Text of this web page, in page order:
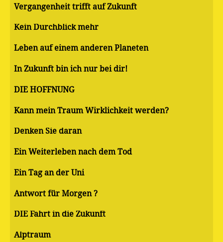
Vergangenheit trifft auf Zukunft
Kein Durchblick mehr
Leben auf einem anderen Planeten
In Zukunft bin ich nur bei dir!
DIE HOFFNUNG
Kann mein Traum Wirklichkeit werden?
Denken Sie daran
Ein Weiterleben nach dem Tod
Ein Tag an der Uni
Antwort für Morgen ?
DIE Fahrt in die Zukunft
Alptraum